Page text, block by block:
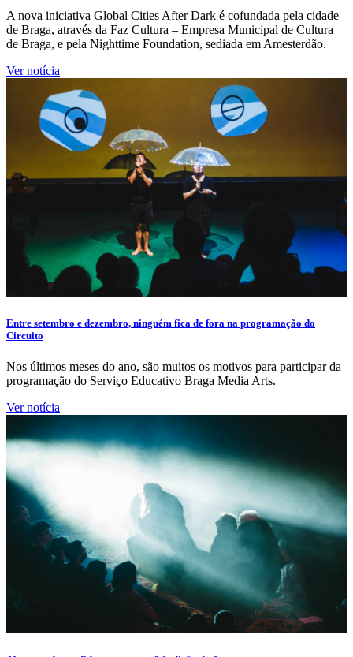
A nova iniciativa Global Cities After Dark é cofundada pela cidade
de Braga, através da Faz Cultura – Empresa Municipal de Cultura
de Braga, e pela Nighttime Foundation, sediada em Amesterdão.
Ver notícia
Entre setembro e dezembro, ninguém fica de fora na programação do
Circuito
Nos últimos meses do ano, são muitos os motivos para participar da
programação do Serviço Educativo Braga Media Arts.
Ver notícia